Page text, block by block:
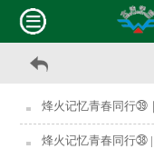
烽火记忆青春同行㊴｜齐鲁星
烽火记忆青春同行㊳ |